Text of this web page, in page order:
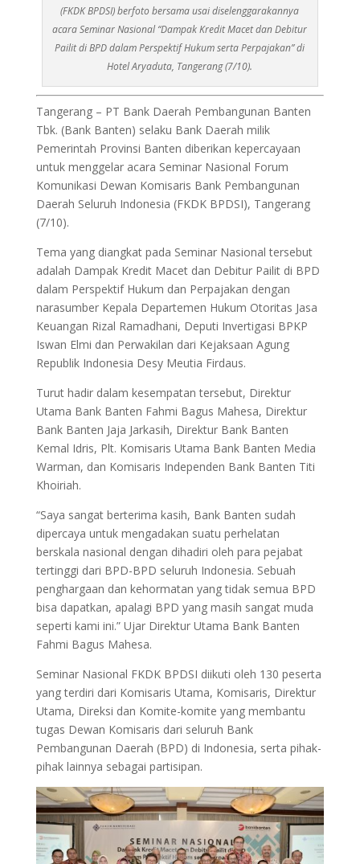
(FKDK BPDSI) berfoto bersama usai diselenggarakannya
acara Seminar Nasional “Dampak Kredit Macet dan Debitur
Pailit di BPD dalam Perspektif Hukum serta Perpajakan” di
Hotel Aryaduta, Tangerang (7/10).
Tangerang – PT Bank Daerah Pembangunan Banten
Tbk. (Bank Banten) selaku Bank Daerah milik
Pemerintah Provinsi Banten diberikan kepercayaan
untuk menggelar acara Seminar Nasional Forum
Komunikasi Dewan Komisaris Bank Pembangunan
Daerah Seluruh Indonesia (FKDK BPDSI), Tangerang
(7/10).
Tema yang diangkat pada Seminar Nasional tersebut
adalah Dampak Kredit Macet dan Debitur Pailit di BPD
dalam Perspektif Hukum dan Perpajakan dengan
narasumber Kepala Departemen Hukum Otoritas Jasa
Keuangan Rizal Ramadhani, Deputi Invertigasi BPKP
Iswan Elmi dan Perwakilan dari Kejaksaan Agung
Republik Indonesia Desy Meutia Firdaus.
Turut hadir dalam kesempatan tersebut, Direktur
Utama Bank Banten Fahmi Bagus Mahesa, Direktur
Bank Banten Jaja Jarkasih, Direktur Bank Banten
Kemal Idris, Plt. Komisaris Utama Bank Banten Media
Warman, dan Komisaris Independen Bank Banten Titi
Khoiriah.
“Saya sangat berterima kasih, Bank Banten sudah
dipercaya untuk mengadakan suatu perhelatan
berskala nasional dengan dihadiri oleh para pejabat
tertinggi dari BPD-BPD seluruh Indonesia. Sebuah
penghargaan dan kehormatan yang tidak semua BPD
bisa dapatkan, apalagi BPD yang masih sangat muda
seperti kami ini.” Ujar Direktur Utama Bank Banten
Fahmi Bagus Mahesa.
Seminar Nasional FKDK BPDSI diikuti oleh 130 peserta
yang terdiri dari Komisaris Utama, Komisaris, Direktur
Utama, Direksi dan Komite-komite yang membantu
tugas Dewan Komisaris dari seluruh Bank
Pembangunan Daerah (BPD) di Indonesia, serta pihak-
pihak lainnya sebagai partisipan.